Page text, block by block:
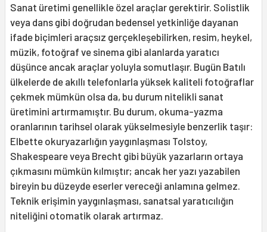
Sanat üretimi genellikle özel araçlar gerektirir. Solistlik
veya dans gibi doğrudan bedensel yetkinliğe dayanan
ifade biçimleri araçsız gerçekleşebilirken, resim, heykel,
müzik, fotoğraf ve sinema gibi alanlarda yaratıcı
düşünce ancak araçlar yoluyla somutlaşır. Bugün Batılı
ülkelerde de akıllı telefonlarla yüksek kaliteli fotoğraflar
çekmek mümkün olsa da, bu durum nitelikli sanat
üretimini artırmamıştır. Bu durum, okuma-yazma
oranlarının tarihsel olarak yükselmesiyle benzerlik taşır:
Elbette okuryazarlığın yaygınlaşması Tolstoy,
Shakespeare veya Brecht gibi büyük yazarların ortaya
çıkmasını mümkün kılmıştır; ancak her yazı yazabilen
bireyin bu düzeyde eserler vereceği anlamına gelmez.
Teknik erişimin yaygınlaşması, sanatsal yaratıcılığın
niteliğini otomatik olarak artırmaz.